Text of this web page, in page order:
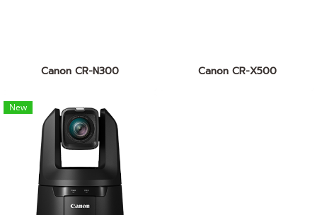
Canon CR-N300 Canon CR-X500
New